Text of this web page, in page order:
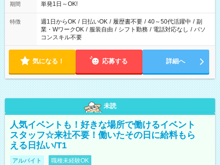
期間 単発1日～OK!
特徴 週1日からOK / 日払いOK / 履歴書不要 / 40～50代活躍中 / 副
業・WワークOK / 服装自由 / シフト勤務 / 電話対応なし / パソ
コンスキル不要
気になる！ 応募する 詳細へ
未読
人気イベントも！好きな場所で働けるイベント
スタッフ☆来社不要！働いたその日に給料もら
える日払い/T1
アルバイト 職種未経験OK